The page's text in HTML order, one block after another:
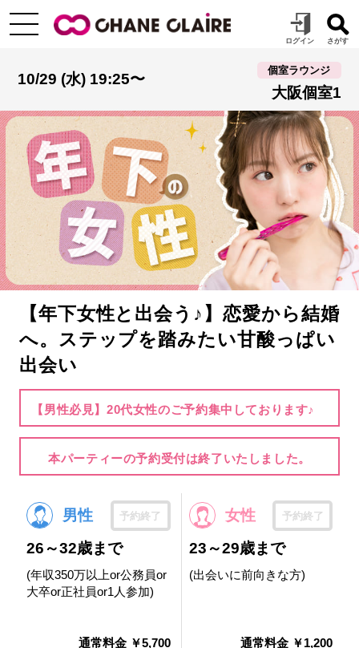
10/29 (水) 19:25〜
個室ラウンジ
大阪個室1
【年下女性と出会う♪】恋愛から結婚
へ。ステップを踏みたい甘酸っぱい
出会い
【男性必見】20代女性のご予約集中しております♪
本パーティーの予約受付は終了いたしました。
男性 予約終了
26～32歳まで
(年収350万以上or公務員or
大卒or正社員or1人参加)
通常料金 ￥5,700
女性 予約終了
23～29歳まで
(出会いに前向きな方)
通常料金 ￥1,200